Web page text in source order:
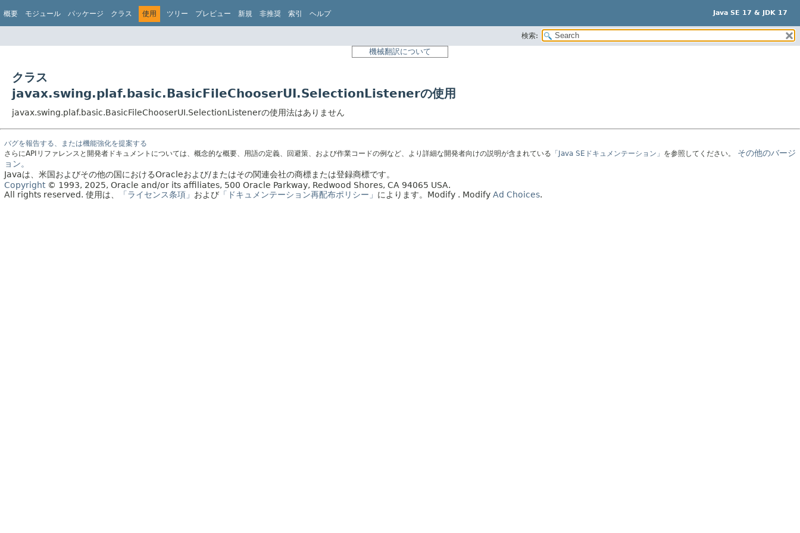
Java SE 17 & JDK 17
概要 モジュール パッケージ クラス 使用 ツリー プレビュー 新規 非推奨 索引 ヘルプ
検索:
機械翻訳について
クラス
javax.swing.plaf.basic.BasicFileChooserUI.SelectionListenerの使用
javax.swing.plaf.basic.BasicFileChooserUI.SelectionListenerの使用法はありません
バグを報告する、または機能強化を提案する
さらにAPIリファレンスと開発者ドキュメントについては、概念的な概要、用語の定義、回避策、および作業コードの例など、より詳細な開発者向けの説明が含まれている 「Java SEドキュメンテーション」 を参照してください。
その他のバージ
ョン。
Javaは、米国およびその他の国におけるOracleおよび/またはその関連会社の商標または登録商標です。
Copyright© 1993, 2025, Oracle and/or its affiliates, 500 Oracle Parkway, Redwood Shores, CA 94065 USA.
All rights reserved. 使用は、 「ライセンス条項」 および 「ドキュメンテーション再配布ポリシー」 によります。 Modify . Modify Ad Choices.